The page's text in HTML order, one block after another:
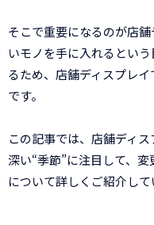
そこで重要になるのが店
いモノを手に入れるとい
るため、店舗ディスプレ
です。
この記事では、店舗ディ
深い“季節”に注目して、
について詳しくご紹介して